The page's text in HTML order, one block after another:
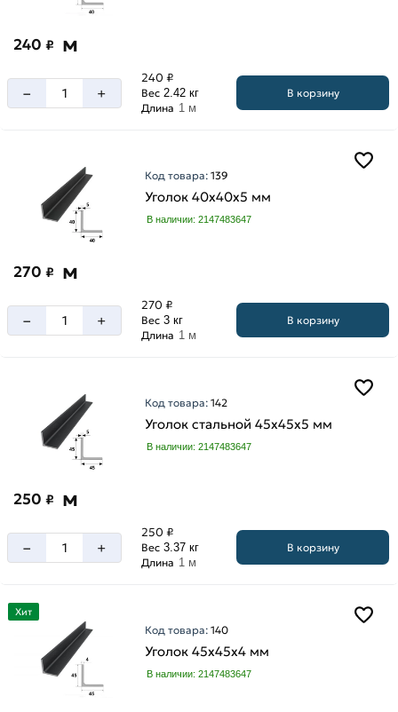
240 ₽ м
– +
240 ₽
Вес 2.42 кг
Длина 1 м
В корзину
Код товара:139
Уголок 40х40х5 мм
В наличии: 2147483647
270 ₽ м
– +
270 ₽
Вес 3 кг
Длина 1 м
В корзину
Код товара:142
Уголок стальной 45х45х5 мм
В наличии: 2147483647
250 ₽ м
– +
250 ₽
Вес 3.37 кг
Длина 1 м
В корзину
Хит
Код товара:140
Уголок 45х45х4 мм
В наличии: 2147483647